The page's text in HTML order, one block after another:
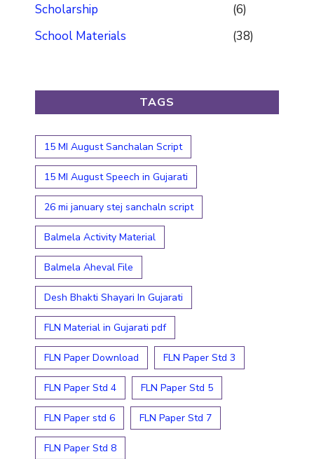
Scholarship
(6)
School Materials
(38)
TAGS
15 MI August Sanchalan Script
15 MI August Speech in Gujarati
26 mi january stej sanchaln script
Balmela Activity Material
Balmela Aheval File
Desh Bhakti Shayari In Gujarati
FLN Material in Gujarati pdf
FLN Paper Download FLN Paper Std 3
FLN Paper Std 4 FLN Paper Std 5
FLN Paper std 6 FLN Paper Std 7
FLN Paper Std 8